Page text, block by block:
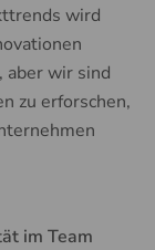
wird
aber wir sind
zu erforschen,
im Team